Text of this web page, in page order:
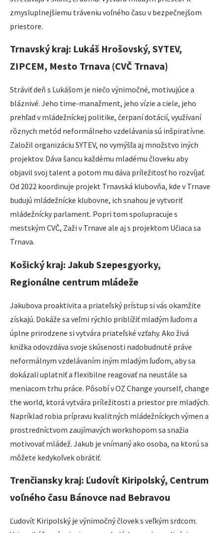
zmysluplnejšiemu tráveniu voľného času v bezpečnejšom
priestore.
Trnavský kraj: Lukáš Hrošovský, SYTEV,
ZIPCEM, Mesto Trnava (CVČ Trnava)
Stráviť deň s Lukášom je niečo výnimočné, motivujúce a
bláznivé. Jeho time-manažment, jeho vízie a ciele, jeho
prehľad v mládežníckej politike, čerpaní dotácií, využívaní
rôznych metód neformálneho vzdelávania sú inšpiratívne.
Založil organizáciu SYTEV, no vymýšľa aj množstvo iných
projektov. Dáva šancu každému mladému človeku aby
objavil svoj talent a potom mu dáva príležitosť ho rozvíjať.
Od 2022 koordinuje projekt Trnavská klubovňa, kde v Trnave
budujú mládežnícke klubovne, ich snahou je vytvoriť
mládežnícky parlament. Popri tom spolupracuje s
mestským CVČ, Zaži v Trnave ale aj s projektom Učiaca sa
Trnava.
Košický kraj: Jakub Szepesgyorky,
Regionálne centrum mládeže
Jakubova proaktivita a priateľský prístup si vás okamžite
získajú. Dokáže sa veľmi rýchlo priblížiť mladým ľuďom a
úplne prirodzene si vytvára priateľské vzťahy. Ako živá
knižka odovzdáva svoje skúsenosti nadobudnuté práve
neformálnym vzdelávaním iným mladým ľuďom, aby sa
dokázali uplatniť a flexibilne reagovať na neustále sa
meniacom trhu práce. Pôsobí v OZ Change yourself, change
the world, ktorá vytvára príležitosti a priestor pre mladých.
Napríklad robia prípravu kvalitných mládežníckych výmen a
prostredníctvom zaujímavých workshopom sa snažia
motivovať mládež. Jakub je vnímaný ako osoba, na ktorú sa
môžete kedykoľvek obrátiť.
Trenčiansky kraj: Ľudovít Kiripolský, Centrum
voľného času Bánovce nad Bebravou
Ľudovít Kiripolský je výnimočný človek s veľkým srdcom.